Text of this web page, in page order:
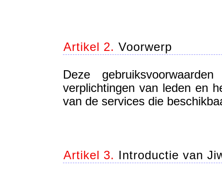
Artikel 2. Voorwerp
Deze
verplichtingen van leden en
van de services die
Artikel 3. Introductie van